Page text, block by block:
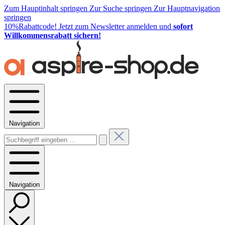
Zum Hauptinhalt springen Zur Suche springen Zur Hauptnavigation
springen
10%Rabattcode! Jetzt zum Newsletter anmelden und sofort
Willkommensrabatt sichern!
Navigation
Navigation